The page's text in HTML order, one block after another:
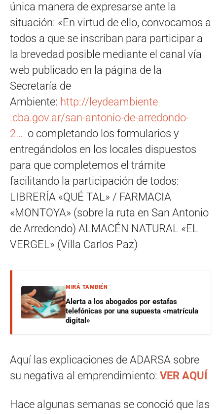
única manera de expresarse ante la
situación: «En virtud de ello, convocamos a
todos a que se inscriban para participar a
la brevedad posible mediante el canal vía
web publicado en la página de la
Secretaría de
Ambiente: http://leydeambiente
.cba.gov.ar/san-antonio-de-arredondo-
2… o completando los formularios y
entregándolos en los locales dispuestos
para que completemos el trámite
facilitando la participación de todos:
LIBRERÍA «QUÉ TAL» / FARMACIA
«MONTOYA» (sobre la ruta en San Antonio
de Arredondo) ALMACÉN NATURAL «EL
VERGEL» (Villa Carlos Paz)
MIRÁ TAMBIÉN
Alerta a los abogados por estafas
telefónicas por una supuesta «matrícula
digital»
Aquí las explicaciones de ADARSA sobre
su negativa al emprendimiento: VER AQUÍ
Hace algunas semanas se conoció que las